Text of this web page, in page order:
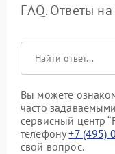
FAQ. Ответы
Вы можете
часто
сервисный центр
телефону+7 (495)
свой вопрос.